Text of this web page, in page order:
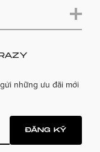
những ưu đãi mới
ĐĂNG KÝ